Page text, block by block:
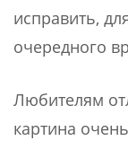
исправить,
очередного
Любителям
картина